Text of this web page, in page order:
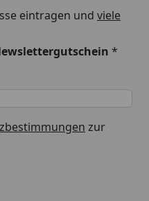
eintragen und viele
*
zur